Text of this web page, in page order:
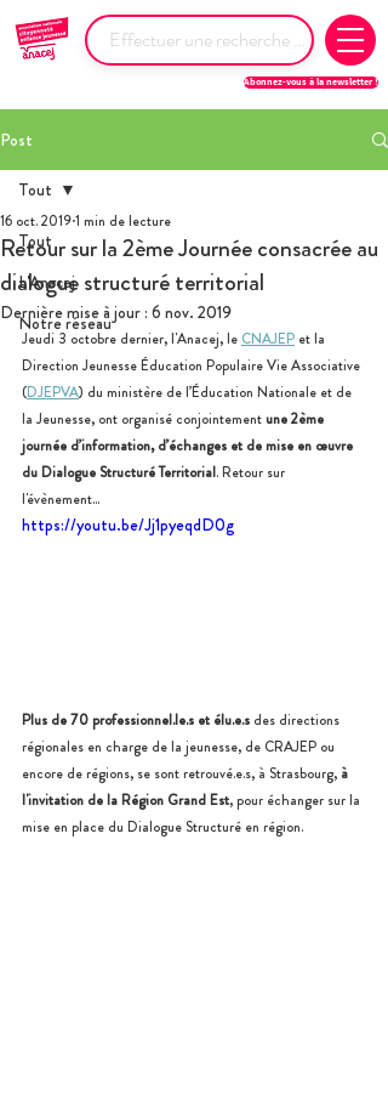
Abonnez-vous à la newsletter !
Post
Tout
L'Anacej
Notre réseau
Tout
Retour sur la 2ème Journée consacrée au
dialogue structuré territorial
16 oct. 20191 min de lecture
Dernière mise à jour : 6 nov. 2019
Jeudi 3 octobre dernier, l'Anacej, le CNAJEP et la
Direction Jeunesse Éducation Populaire Vie Associative
(DJEPVA) du ministère de l’Éducation Nationale et de
la Jeunesse, ont organisé conjointement une 2ème
journée d’information, d’échanges et de mise en œuvre
du Dialogue Structuré Territorial. Retour sur
l'évènement...
https://youtu.be/Jj1pyeqdD0g
Plus de 70 professionnel.le.s et élu.e.s des directions
régionales en charge de la jeunesse, de CRAJEP ou
encore de régions, se sont retrouvé.e.s, à Strasbourg, à
l'invitation de la Région Grand Est, pour échanger sur la
mise en place du Dialogue Structuré en région.